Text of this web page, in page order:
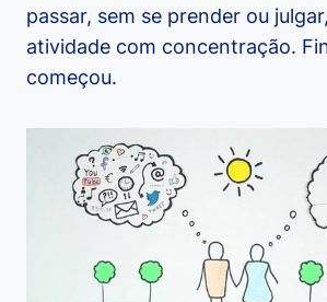
passar, sem se prender ou
atividade com concentração.
começou.